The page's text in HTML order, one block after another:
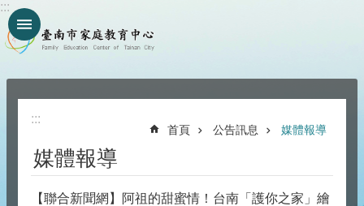
跳到主要內容區塊
:::
:::
首頁 公告訊息 媒體報導
媒體報導
【聯合新聞網】阿祖的甜蜜情！台南「護你之家」繪